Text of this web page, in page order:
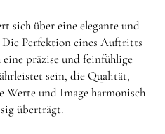
BLOG
sich über eine elegante und
Die Perfektion eines Auftritts
präzise und feinfühlige
sein, die Qualität,
und Image harmonisch
überträgt.